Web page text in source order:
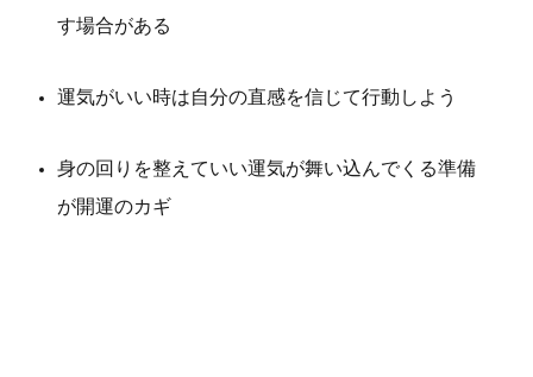
す場合がある
運気がいい時は自分の直感を信じて行動しよう
身の回りを整えていい運気が舞い込んでくる準備
が開運のカギ